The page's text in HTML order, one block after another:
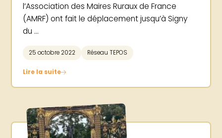
l’Association des Maires Ruraux de France
(AMRF) ont fait le déplacement jusqu’à Signy
du ...
25 octobre 2022 Réseau TEPOS
Lire la suite